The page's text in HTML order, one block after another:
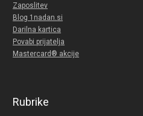
Zaposlitev
Blog 1nadan.si
Darilna kartica
Povabi prijatelja
Mastercard® akcije
Rubrike